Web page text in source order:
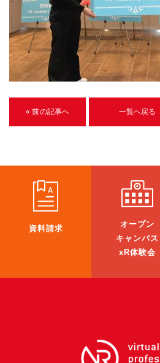
U-15メタバースプログラミング講座
入学案内
受講生紹介
イベント
ブログ
企業向け
《3DGS》
3DGSスキャンサービス
《最新プロダクト》
« 前の記事へ 一覧へ戻る
資料請求
オープン
キャンパス
xR体験会